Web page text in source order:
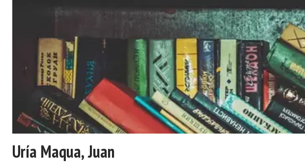
Uría Maqua, Juan